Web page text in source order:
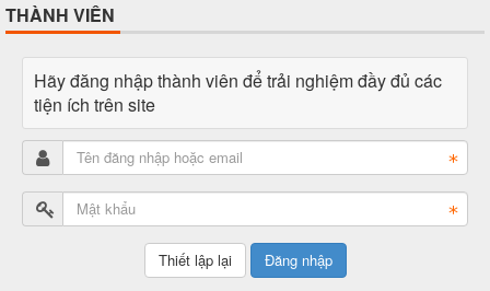
THÀNH VIÊN
Hãy đăng nhập thành viên để trải nghiệm đầy đủ các
tiện ích trên site
Đăng nhập